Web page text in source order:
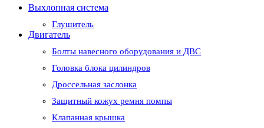
Выхлопная система
Глушитель
Двигатель
Болты навесного оборудования и ДВС
Головка блока цилиндров
Дроссельная заслонка
Защитный кожух ремня помпы
Клапанная крышка